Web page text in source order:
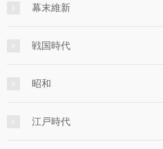
幕末維新
戦国時代
昭和
江戸時代